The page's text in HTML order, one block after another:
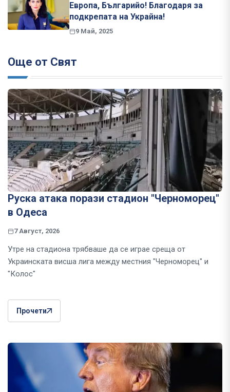
Европа, Българийо! Благодаря за
подкрепата на Украйна!
9 Май, 2025
Още от Свят
Руска атака порази стадион "Черноморец"
в Одеса
7 Август, 2026
Утре на стадиона трябваше да се играе среща от
Украинската висша лига между местния "Черноморец" и
"Колос"
Прочети